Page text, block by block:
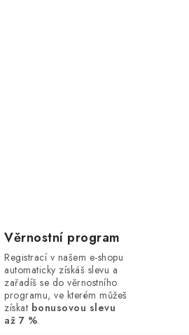
Věrnostní program
Registrací v našem e-shopu
automaticky získáš slevu a
zařadíš se do věrnostního
programu, ve kterém můžeš
získat bonusovou slevu
až 7 %.